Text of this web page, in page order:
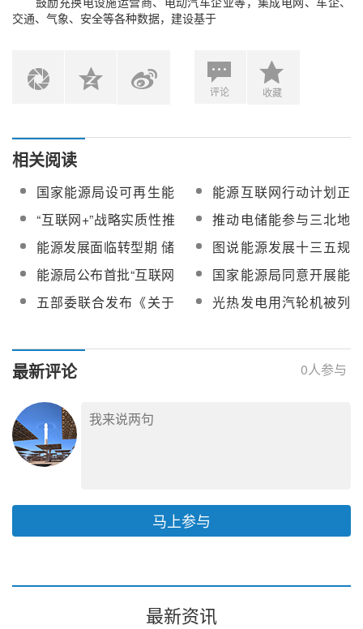
交通、气象、安全等各种数据，建设基于
评论 收藏
相关阅读
国家能源局设可再生能
源开发底线 比重目标弱
化至9%
能源互联网行动计划正
式确定
“互联网+”战略实质性推
进 能源互联网备受青睐
推动电储能参与三北地
区调峰辅助服务工作的
通知
能源发展面临转型期 储
能技术等项目重点推广
图说能源发展十三五规
划
能源局公布首批“互联网
+”智慧能源示范项目入
选名单
国家能源局同意开展能
源储能领域标准专项研
究
五部委联合发布《关于
光热发电用汽轮机被列
最新评论 0人参与
马上参与
最新资讯